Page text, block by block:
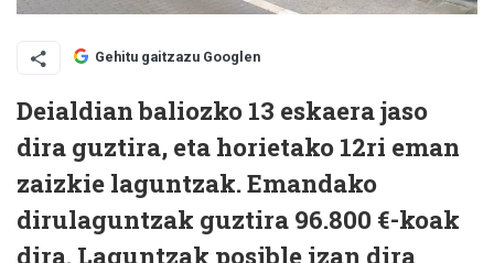
Gehitu gaitzazu Googlen
Deialdian baliozko 13 eskaera jaso
dira guztira, eta horietako 12ri eman
zaizkie laguntzak. Emandako
dirulaguntzak guztira 96.800 €-koak
dira. Laguntzak posible izan dira